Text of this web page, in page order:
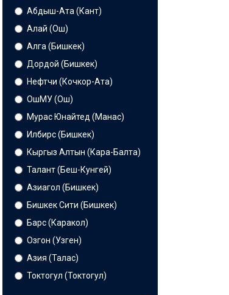
Абдыш-Ата (Кант)
Алай (Ош)
Алга (Бишкек)
Дордой (Бишкек)
Нефтчи (Кочкор-Ата)
ОшМУ (Ош)
Мурас Юнайтед (Манас)
Илбирс (Бишкек)
Кыргыз Алтын (Кара-Балта)
Талант (Беш-Кунгей)
Азиагол (Бишкек)
Бишкек Сити (Бишкек)
Барс (Каракол)
Озгон (Узген)
Азия (Талас)
Токтогул (Токтогул)